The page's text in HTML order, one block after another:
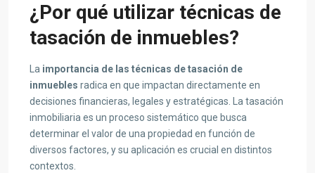
¿Por qué utilizar técnicas de
tasación de inmuebles?
La importancia de las técnicas de tasación de
inmuebles radica en que impactan directamente en
decisiones financieras, legales y estratégicas. La tasación
inmobiliaria es un proceso sistemático que busca
determinar el valor de una propiedad en función de
diversos factores, y su aplicación es crucial en distintos
contextos.